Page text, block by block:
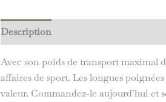
Description
Avec son poids de transport maximal
affaires de sport. Les longues
valeur. Commandez-le aujourd’hui et